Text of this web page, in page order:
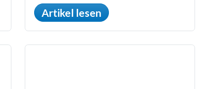
Artikel lesen